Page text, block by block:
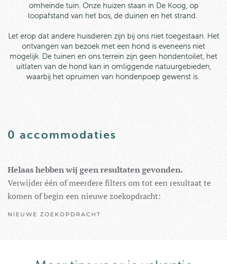
omheinde tuin. Onze huizen staan in De Koog, op
loopafstand van het bos, de duinen en het strand.
Let erop dat andere huisdieren zijn bij ons niet toegestaan. Het
ontvangen van bezoek met een hond is eveneens niet
mogelijk. De tuinen en ons terrein zijn geen hondentoilet, het
uitlaten van de hond kan in omliggende natuurgebieden,
waarbij het opruimen van hondenpoep gewenst is.
0 accommodaties
Helaas hebben wij geen resultaten gevonden.
Verwijder één of meerdere filters om tot een resultaat te
komen of begin een nieuwe zoekopdracht:
NIEUWE ZOEKOPDRACHT